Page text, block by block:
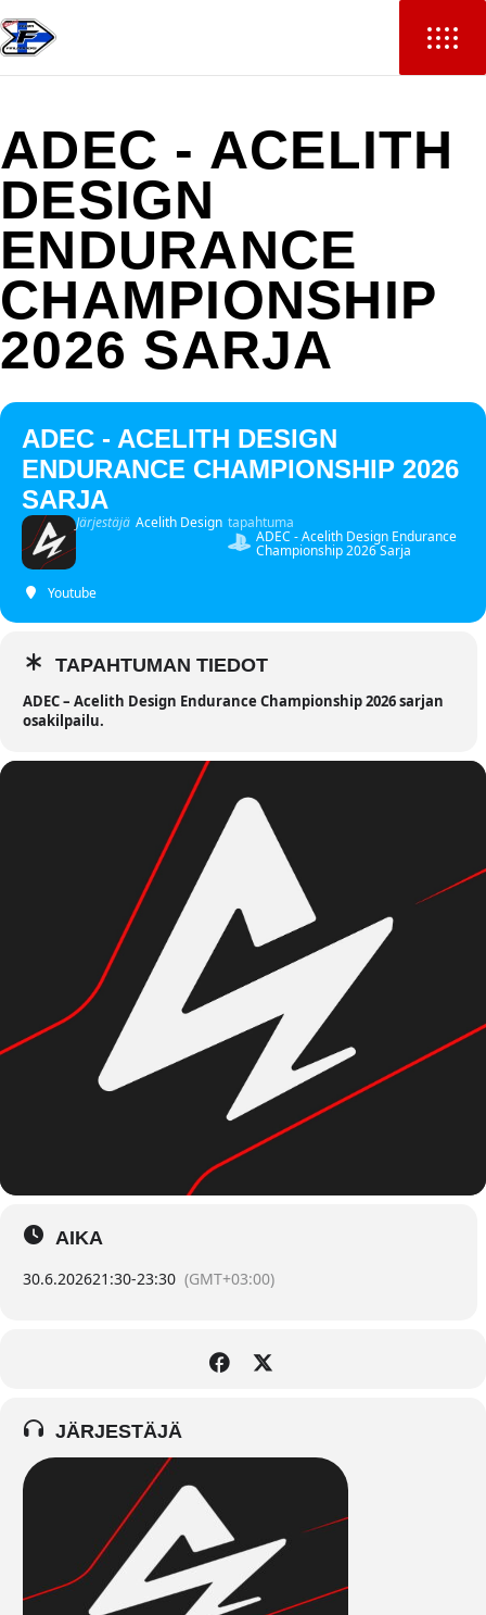
ADEC - ACELITH
DESIGN
ENDURANCE
CHAMPIONSHIP
2026 SARJA
ADEC - ACELITH DESIGN
ENDURANCE CHAMPIONSHIP 2026
SARJA
Järjestäjä Acelith Design tapahtuma
ADEC - Acelith Design Endurance
Championship 2026 Sarja
Youtube
TAPAHTUMAN TIEDOT
ADEC – Acelith Design Endurance Championship 2026 sarjan
osakilpailu.
AIKA
30.6.202621:30-23:30 (GMT+03:00)
JÄRJESTÄJÄ